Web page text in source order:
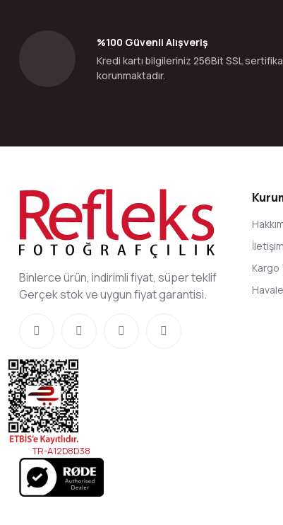
Ürün fiyatı diğer sitelerden daha pahalı.
Bu ürüne benzer farklı alternatifler olmalı.
%100 Güvenli Alışveriş
Kredi kartı bilgileriniz 256Bit SSL
korunmaktadır.
Binlerce ürün, indirimli fiyat, süper teklif
Gerçek stok ve uygun fiyat garantisi.
İletişim
Kargo
TR-A12D8D38